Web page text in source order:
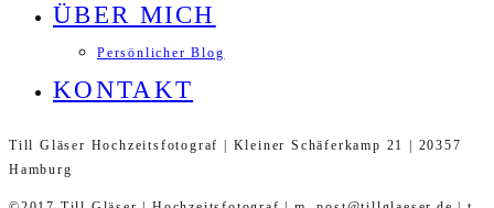
ÜBER MICH
Persönlicher Blog
KONTAKT
Till Gläser Hochzeitsfotograf | Kleiner Schäferkamp 21 | 20357
Hamburg